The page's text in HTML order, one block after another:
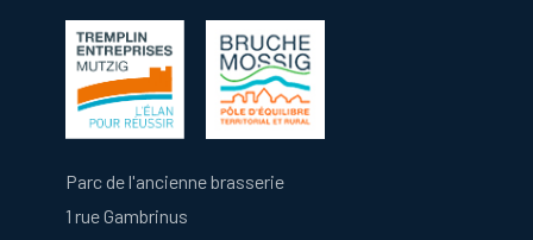
Parc de l'ancienne brasserie
1 rue Gambrinus